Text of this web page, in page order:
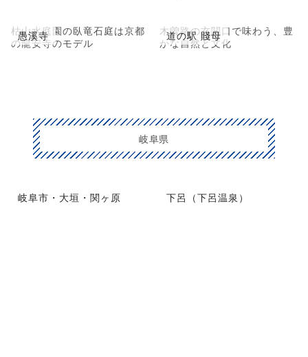
愚溪寺
枯山水庭園の臥竜石庭は京都
の龍安寺のモデル
道の駅 賤母
木曽路の玄関口で味わう、豊
かな自然と文化
岐阜県
岐阜市・大垣・関ヶ原 下呂（下呂温泉）